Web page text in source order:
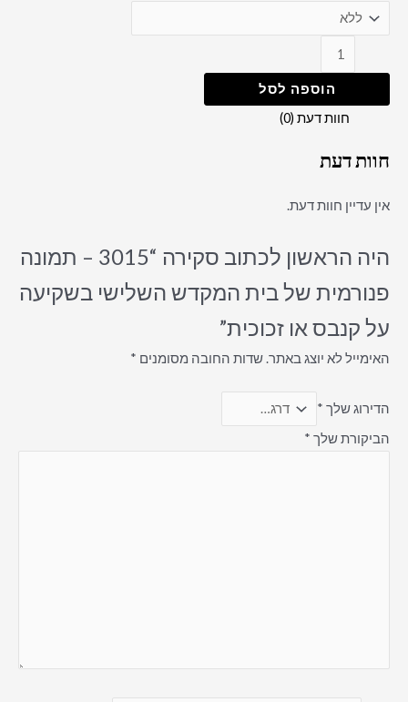
הוספה לסל
חוות דעת (0)
חוות דעת
אין עדיין חוות דעת.
היה הראשון לכתוב סקירה “3015 – תמונה
פנורמית של בית המקדש השלישי בשקיעה
על קנבס או זכוכית”
האימייל לא יוצג באתר.שדות החובה מסומנים *
הדירוג שלך *
הביקורת שלך *